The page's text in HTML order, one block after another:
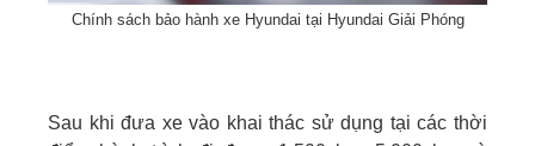
Chính sách bảo hành xe Hyundai tại Hyundai Giải Phóng
Sau khi đưa xe vào khai thác sử dụng tại các thời